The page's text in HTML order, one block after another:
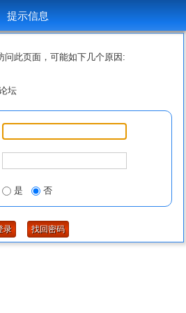
提示信息
问此页面，可能如下几个原因:
坛
是 否